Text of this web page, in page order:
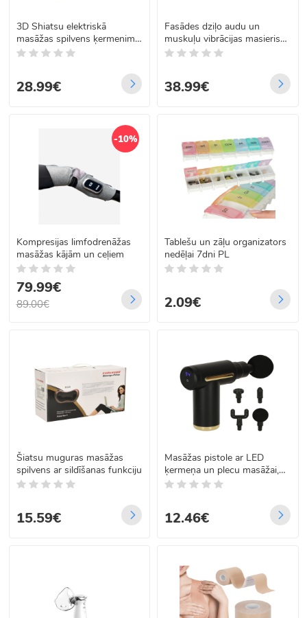
3D Shiatsu elektriskā
masāžas spilvens ķermenim,
kaklam un mugurai
28.99€
Fasādes dziļo audu un
muskuļu vibrācijas masieris
KH-750
38.99€
-10%
Kompresijas limfodrenāžas
masāžas kājām un ceļiem
79.99€
89.00€
Tablešu un zāļu organizators
nedēļai 7dni PL
2.09€
Šiatsu muguras masāžas
spilvens ar sildīšanas funkciju
15.59€
Masāžas pistole ar LED
ķermeņa un plecu masāžai,
melna, 4in1
12.46€